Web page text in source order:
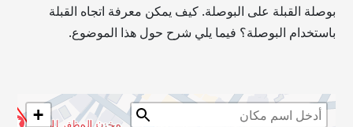
بوصلة القبلة على البوصلة. كيف يمكن معرفة اتجاه القبلة
باستخدام البوصلة؟ فيما يلي شرح حول هذا الموضوع.
+